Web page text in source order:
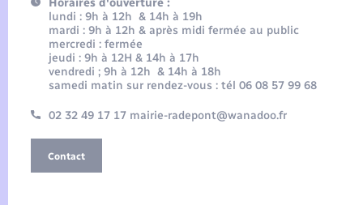
Horaires d'ouverture :
lundi : 9h à 12h & 14h à 19h
mardi : 9h à 12h & après midi fermée au public
mercredi : fermée
jeudi : 9h à 12H & 14h à 17h
vendredi ; 9h à 12h & 14h à 18h
samedi matin sur rendez-vous : tél 06 08 57 99 68
02 32 49 17 17 mairie-radepont@wanadoo.fr
Contact